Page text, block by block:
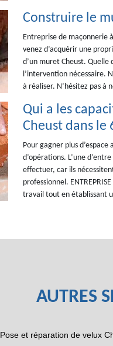
Construire le
Entreprise de maçonnerie
venez d’acquérir une
d’un muret Cheust.
l’intervention nécessaire.
à réaliser. N’hésitez pas à
Qui a les
Cheust dans le
Pour gagner plus
d’opérations. L’une
effectuer, car ils
professionnel.
travail tout en établissant
AUTRES
Pose et réparation de velux